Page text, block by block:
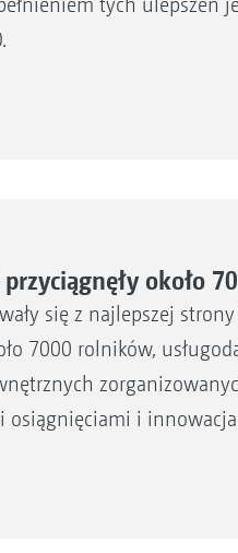
przyciągnęły około
się z najlepszej
7000 rolników,
osiągnięciami i